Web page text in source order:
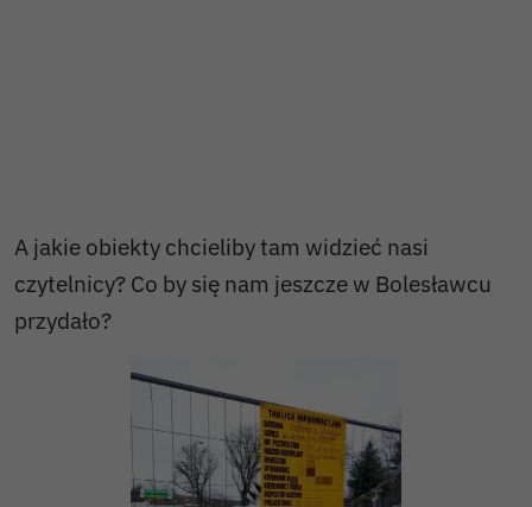
A jakie obiekty chcieliby tam widzieć nasi
czytelnicy? Co by się nam jeszcze w Bolesławcu
przydało?